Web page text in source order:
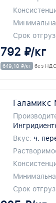
Срок
792 ₽/кг
649,18 ₽/кг без НДС
Галамикс
Вкус: ч.
Срок